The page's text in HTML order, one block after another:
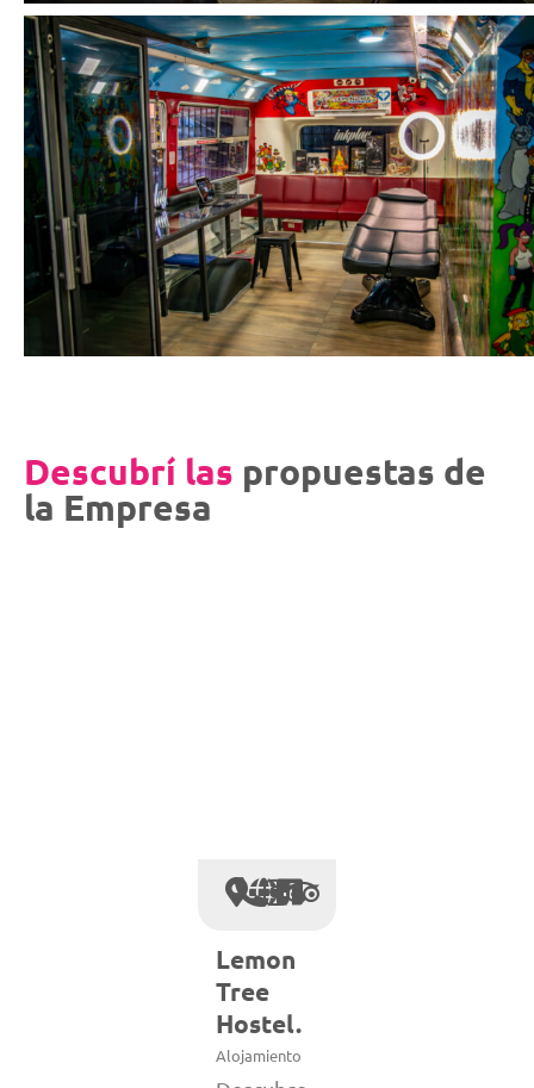
Descubrí las propuestas de
la Empresa
Lemon
Tree
Hostel.
Alojamiento